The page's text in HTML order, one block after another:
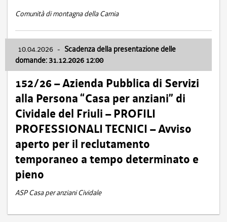
Comunità di montagna della Carnia
10.04.2026 - Scadenza della presentazione delle
domande: 31.12.2026 12:00
152/26 – Azienda Pubblica di Servizi
alla Persona “Casa per anziani” di
Cividale del Friuli – PROFILI
PROFESSIONALI TECNICI – Avviso
aperto per il reclutamento
temporaneo a tempo determinato e
pieno
ASP Casa per anziani Cividale